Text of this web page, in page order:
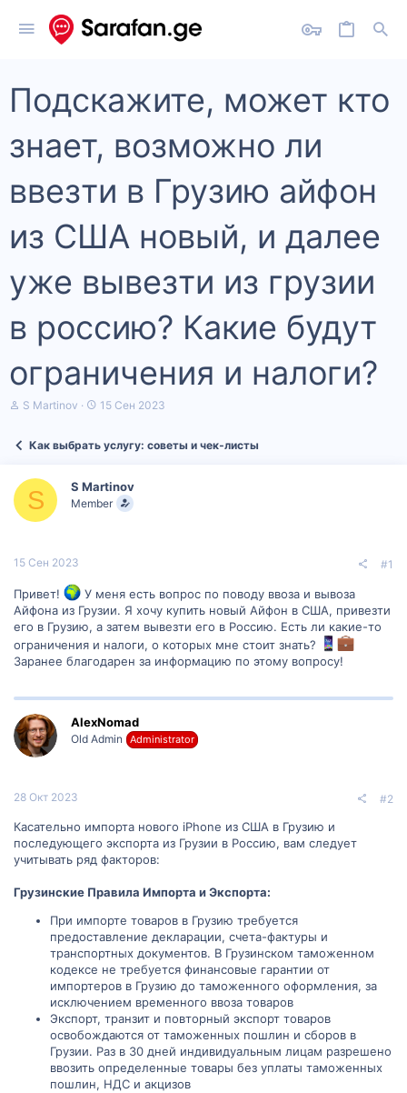
Подскажите, может кто
знает, возможно ли
ввезти в Грузию айфон
из США новый, и далее
уже вывезти из грузии
в россию? Какие будут
ограничения и налоги?
А
т
м
ы
S Martinov
Д
а
ч
а
15 Сен 2023
Как выбрать услугу: советы и чек‑листы
S S Martinov
Member
15 Сен 2023 #1
Привет!
У меня есть вопрос по поводу ввоза и вывоза
Айфона из Грузии. Я хочу купить новый Айфон в США, привезти
его в Грузию, а затем вывезти его в Россию. Есть ли какие-то
ограничения и налоги, о которых мне стоит знать?
Заранее благодарен за информацию по этому вопросу!
AlexNomad
Old Admin Administrator
28 Окт 2023 #2
Касательно импорта нового iPhone из США в Грузию и
последующего экспорта из Грузии в Россию, вам следует
учитывать ряд факторов:
Грузинские Правила Импорта и Экспорта:
При импорте товаров в Грузию требуется
предоставление декларации, счета-фактуры и
транспортных документов. В Грузинском таможенном
кодексе не требуется финансовые гарантии от
импортеров в Грузию до таможенного оформления, за
исключением временного ввоза товаров
Экспорт, транзит и повторный экспорт товаров
освобождаются от таможенных пошлин и сборов в
Грузии. Раз в 30 дней индивидуальным лицам разрешено
ввозить определенные товары без уплаты таможенных
пошлин, НДС и акцизов